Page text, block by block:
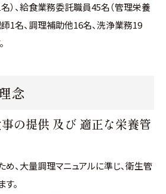
）、給食業務委託職員45名（管理栄養
1名、調理補助他16名、洗浄業務19
念
の提供 及び 適正な栄養管
、大量調理マニュアルに準じ、衛生管
。